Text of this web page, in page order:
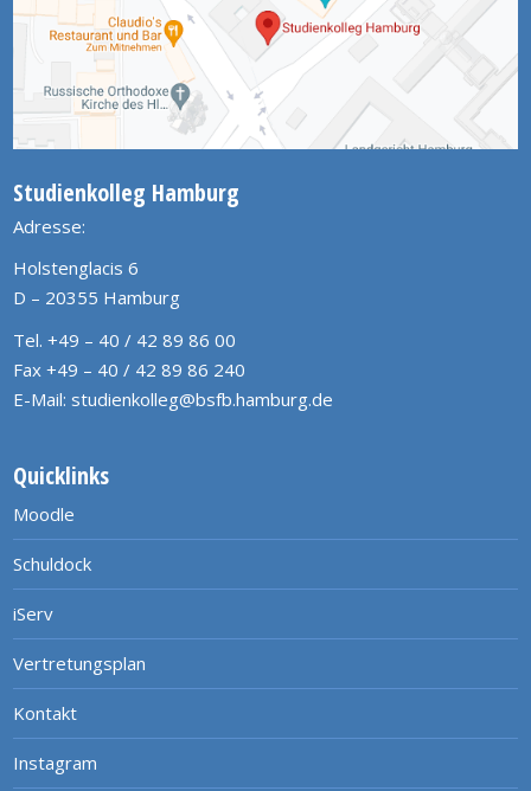
Studienkolleg Hamburg
Adresse:
Holstenglacis 6
D – 20355 Hamburg
Tel. +49 – 40 / 42 89 86 00
Fax +49 – 40 / 42 89 86 240
E-Mail: studienkolleg@bsfb.hamburg.de
Quicklinks
Moodle
Schuldock
iServ
Vertretungsplan
Kontakt
Instagram